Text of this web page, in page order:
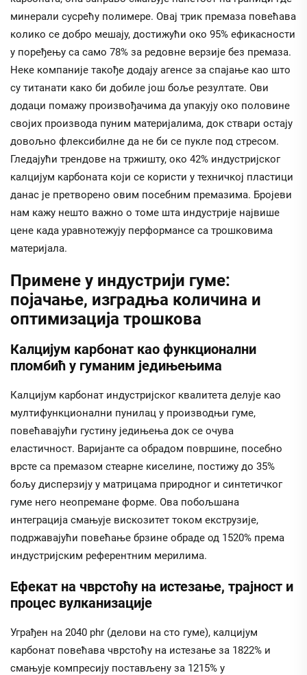
минерали сусрећу полимере. Овај трик премаза повећава
колико се добро мешају, достижући око 95% ефикасности
у поређењу са само 78% за редовне верзије без премаза.
Неке компаније такође додају агенсе за спајање као што
су титанати како би добиле још боље резултате. Ови
додаци помажу произвођачима да упакују око половине
својих производа пуним материјалима, док ствари остају
довољно флексибилне да не би се пукле под стресом.
Гледајући трендове на тржишту, око 42% индустријског
калцијум карбоната који се користи у техничкој пластици
данас је претворено овим посебним премазима. Бројеви
нам кажу нешто важно о томе шта индустрије највише
цене када уравнотежују перформансе са трошковима
материјала.
Примене у индустрији гуме:
појачање, изградња количина и
оптимизација трошкова
Калцијум карбонат као функционални
пломбић у гуманим једињењима
Калцијум карбонат индустријског квалитета делује као
мултифункционални пунилац у производњи гуме,
повећавајући густину једињења док се очува
еластичност. Варијанте са обрадом површине, посебно
врсте са премазом стеарне киселине, постижу до 35%
бољу дисперзију у матрицама природног и синтетичког
гуме него неопремане форме. Ова побољшана
интеграција смањује вискозитет током екструзије,
подржавајући повећање брзине обраде од 1520% према
индустријским референтним мерилима.
Ефекат на чврстоћу на истезање, трајност и
процес вулканизације
Уграђен на 2040 phr (делови на сто гуме), калцијум
карбонат повећава чврстоћу на истезање за 1822% и
смањује компресију постављену за 1215% у